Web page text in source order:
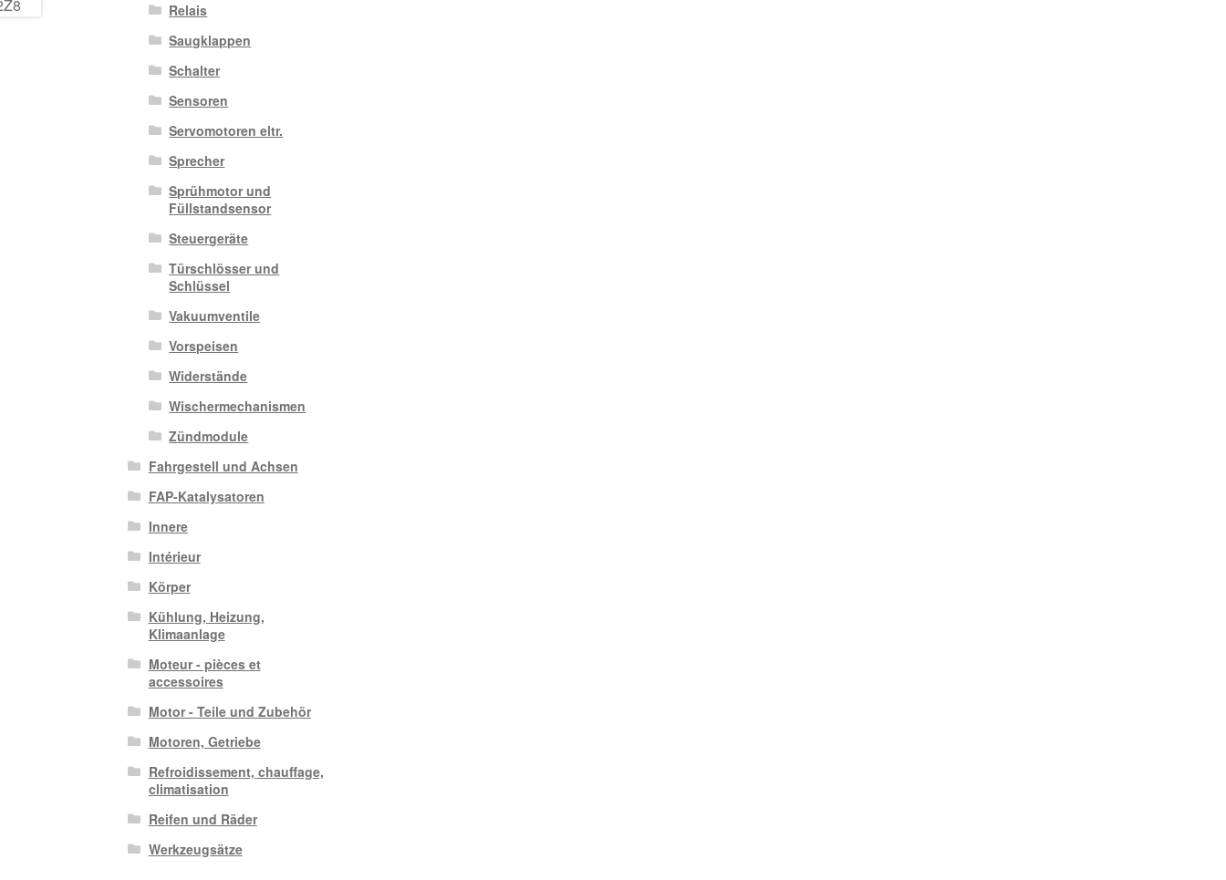
Relais
Saugklappen
Schalter
Sensoren
Servomotoren eltr.
Sprecher
Sprühmotor und
Füllstandsensor
Steuergeräte
Türschlösser und
Schlüssel
Vakuumventile
Vorspeisen
Widerstände
Wischermechanismen
Zündmodule
Fahrgestell und Achsen
FAP-Katalysatoren
Innere
Intérieur
Körper
Kühlung, Heizung,
Klimaanlage
Moteur - pièces et
accessoires
Motor - Teile und Zubehör
Motoren, Getriebe
Refroidissement, chauffage,
climatisation
Reifen und Räder
Werkzeugsätze